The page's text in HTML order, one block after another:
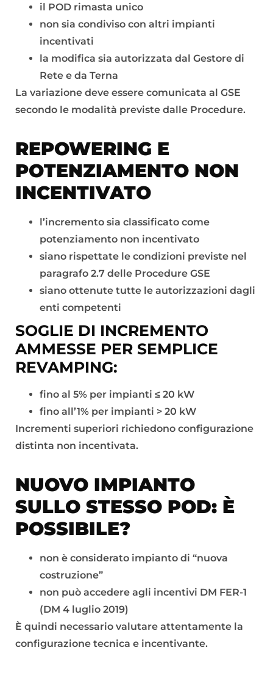
il POD rimasta unico
non sia condiviso con altri impianti
incentivati
la modifica sia autorizzata dal Gestore di
Rete e da Terna
La variazione deve essere comunicata al GSE
secondo le modalità previste dalle Procedure.
REPOWERING E
POTENZIAMENTO NON
INCENTIVATO
l’incremento sia classificato come
potenziamento non incentivato
siano rispettate le condizioni previste nel
paragrafo 2.7 delle Procedure GSE
siano ottenute tutte le autorizzazioni dagli
enti competenti
SOGLIE DI INCREMENTO
AMMESSE PER SEMPLICE
REVAMPING:
fino al 5% per impianti ≤ 20 kW
fino all’1% per impianti > 20 kW
Incrementi superiori richiedono configurazione
distinta non incentivata.
NUOVO IMPIANTO
SULLO STESSO POD: È
POSSIBILE?
non è considerato impianto di “nuova
costruzione”
non può accedere agli incentivi DM FER-1
(DM 4 luglio 2019)
È quindi necessario valutare attentamente la
configurazione tecnica e incentivante.